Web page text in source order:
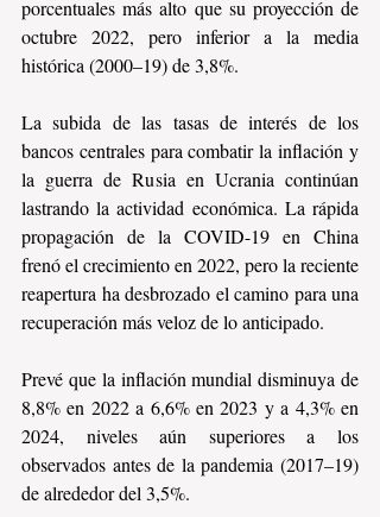
porcentuales más alto que su proyección de
octubre 2022, pero inferior a la media
histórica (2000–19) de 3,8%.
La subida de las tasas de interés de los
bancos centrales para combatir la inflación y
la guerra de Rusia en Ucrania continúan
lastrando la actividad económica. La rápida
propagación de la COVID-19 en China
frenó el crecimiento en 2022, pero la reciente
reapertura ha desbrozado el camino para una
recuperación más veloz de lo anticipado.
Prevé que la inflación mundial disminuya de
8,8% en 2022 a 6,6% en 2023 y a 4,3% en
2024, niveles aún superiores a los
observados antes de la pandemia (2017–19)
de alrededor del 3,5%.